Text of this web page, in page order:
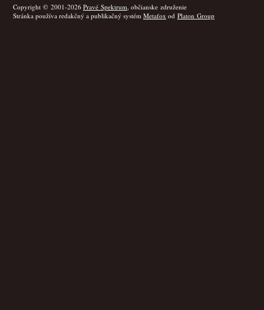
Copyright © 2001-2026 Pravé Spektrum, občianske združenie
Stránka používa redakčný a publikačný systém Metafox od Platon Group